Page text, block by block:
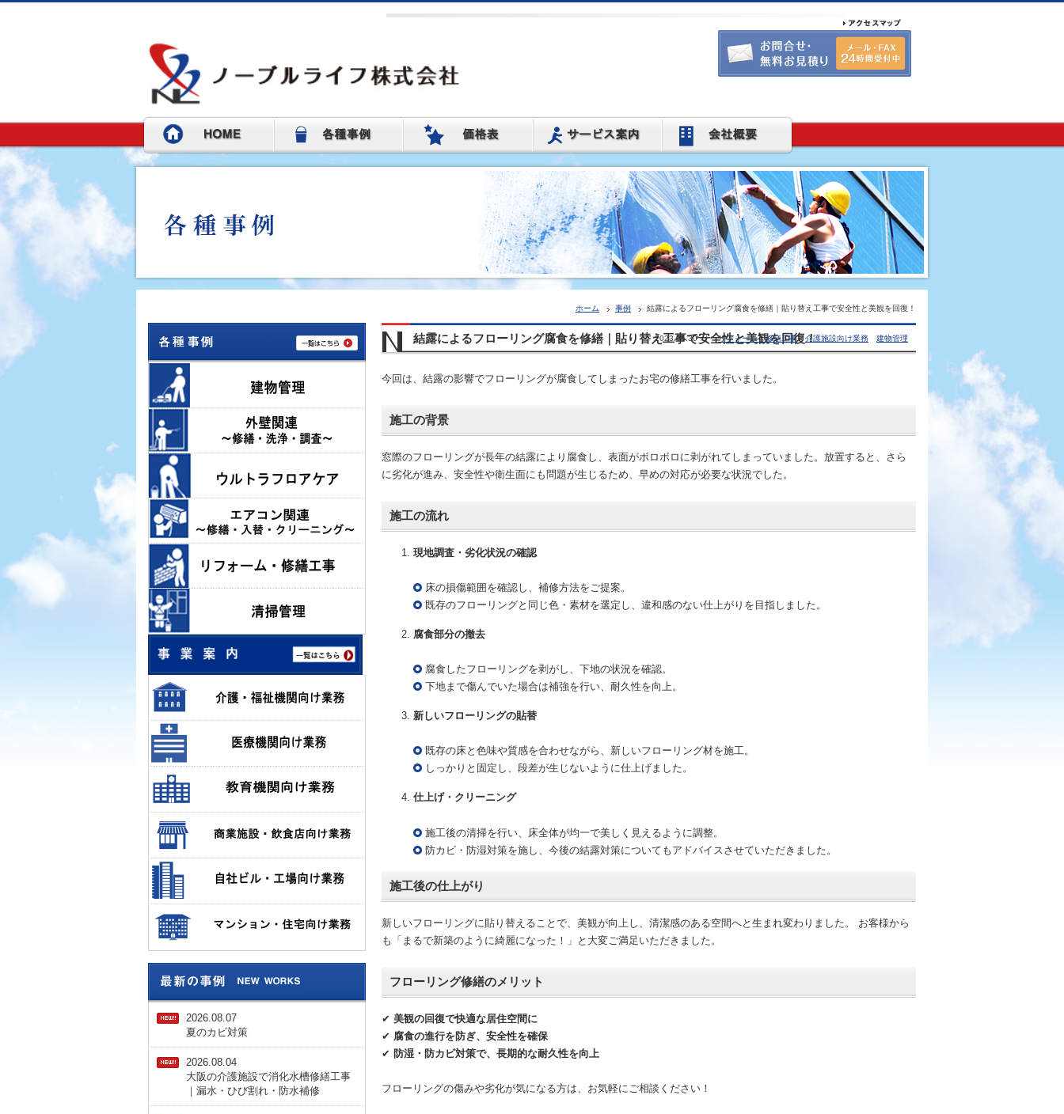
ホーム 事例 結露によるフローリング腐食を修繕｜貼り替え工事で安全性と美観を回復！
結露によるフローリング腐食を修繕｜貼り替え工事で安全性と美観を回復！
2023.05.30 |リフォーム・修繕工事 介護施設向け業務 建物管理
今回は、結露の影響でフローリングが腐食してしまったお宅の修繕工事を行いました。
施工の背景
窓際のフローリングが長年の結露により腐食し、表面がボロボロに剥がれてしまっていました。放置すると、さら
に劣化が進み、安全性や衛生面にも問題が生じるため、早めの対応が必要な状況でした。
施工の流れ
現地調査・劣化状況の確認
床の損傷範囲を確認し、補修方法をご提案。
既存のフローリングと同じ色・素材を選定し、違和感のない仕上がりを目指しました。
腐食部分の撤去
腐食したフローリングを剥がし、下地の状況を確認。
下地まで傷んでいた場合は補強を行い、耐久性を向上。
新しいフローリングの貼替
既存の床と色味や質感を合わせながら、新しいフローリング材を施工。
しっかりと固定し、段差が生じないように仕上げました。
仕上げ・クリーニング
施工後の清掃を行い、床全体が均一で美しく見えるように調整。
防カビ・防湿対策を施し、今後の結露対策についてもアドバイスさせていただきました。
施工後の仕上がり
新しいフローリングに貼り替えることで、美観が向上し、清潔感のある空間へと生まれ変わりました。 お客様から
も「まるで新築のように綺麗になった！」と大変ご満足いただきました。
フローリング修繕のメリット
✔ 美観の回復で快適な居住空間に
✔ 腐食の進行を防ぎ、安全性を確保
✔ 防湿・防カビ対策で、長期的な耐久性を向上
フローリングの傷みや劣化が気になる方は、お気軽にご相談ください！
2026.08.07
夏のカビ対策
2026.08.04
大阪の介護施設で消化水槽修繕工事
｜漏水・ひび割れ・防水補修